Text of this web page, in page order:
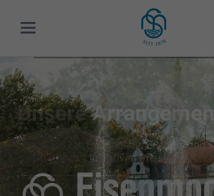
Unsere
Verbinden Sie Gesundheit, Erlebnis und
einem äußerst lukrativen Preis!
JETZT ENTDECKEN